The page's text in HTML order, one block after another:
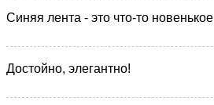
Синяя лента - это что-то
Достойно, элегантно!